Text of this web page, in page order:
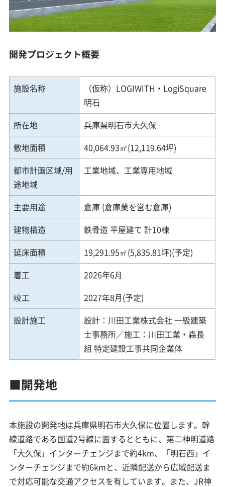
開発プロジェクト概要
施設名称
（仮称）LOGIWITH・LogiSquare
明石
所在地
兵庫県明石市大久保
敷地面積
40,064.93㎡(12,119.64坪)
都市計画区域/用
途地域
工業地域、工業専用地域
主要用途
倉庫 (倉庫業を営む倉庫)
建物構造
鉄骨造 平屋建て 計10棟
延床面積
19,291.95㎡(5,835.81坪)(予定)
着工
2026年6月
竣工
2027年8月(予定)
設計施工
設計：川田工業株式会社 一級建築
士事務所／施工：川田工業・森長
組 特定建設工事共同企業体
■開発地
本施設の開発地は兵庫県明石市大久保に位置します。幹
線道路である国道2号線に面するとともに、第二神明道路
「大久保」インターチェンジまで約4km、「明石西」イ
ンターチェンジまで約6kmと、近隣配送から広域配送ま
で対応可能な交通アクセスを有しています。また、JR神